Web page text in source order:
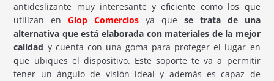
antideslizante muy interesante y eficiente como los que
utilizan enGlop Comercios ya que se trata de una
alternativa que está elaborada con materiales de la mejor
calidad y cuenta con una goma para proteger el lugar en
que ubiques el dispositivo. Este soporte te va a permitir
tener un ángulo de visión ideal y además es capaz de